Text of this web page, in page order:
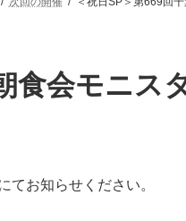
お知らせください。